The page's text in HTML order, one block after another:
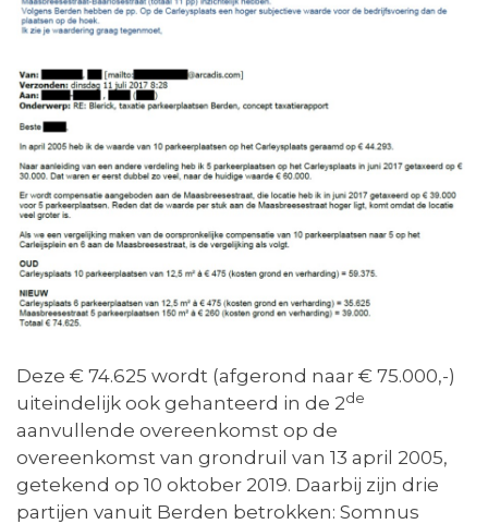
Deze € 74.625 wordt (afgerond naar € 75.000,-)
uiteindelijk ook gehanteerd in de 2de
aanvullende overeenkomst op de
overeenkomst van grondruil van 13 april 2005,
getekend op 10 oktober 2019. Daarbij zijn drie
partijen vanuit Berden betrokken: Somnus